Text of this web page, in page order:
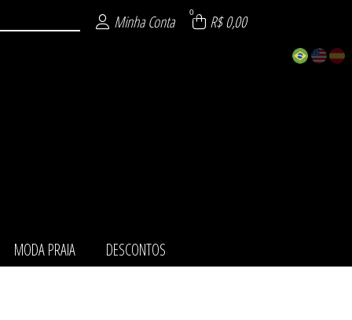
Minha Conta 0 R$ 0,00
MODA PRAIA DESCONTOS